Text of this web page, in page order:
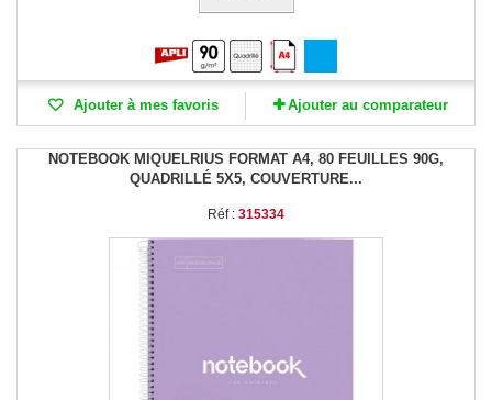
Ajouter à mes favoris Ajouter au comparateur
NOTEBOOK MIQUELRIUS FORMAT A4, 80 FEUILLES 90G,
QUADRILLÉ 5X5, COUVERTURE...
Réf : 315334